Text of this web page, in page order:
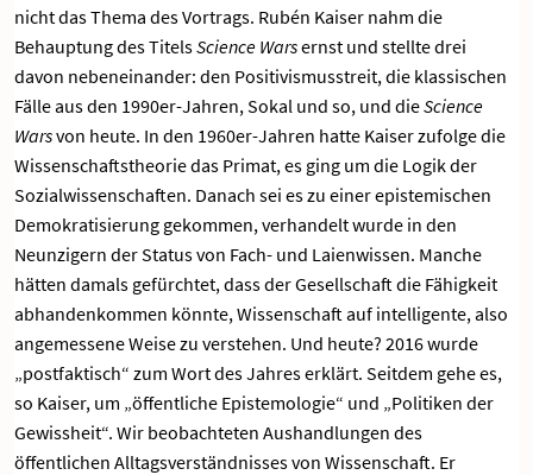
nicht das Thema des Vortrags. Rubén Kaiser nahm die
Behauptung des TitelsScience Warsernst und stellte drei
davon nebeneinander: den Positivismusstreit, die klassischen
Fälle aus den 1990er-Jahren, Sokal und so, und dieScience
Warsvon heute. In den 1960er-Jahren hatte Kaiser zufolge die
Wissenschaftstheorie das Primat, es ging um die Logik der
Sozialwissenschaften. Danach sei es zu einer epistemischen
Demokratisierung gekommen, verhandelt wurde in den
Neunzigern der Status von Fach- und Laienwissen. Manche
hätten damals gefürchtet, dass der Gesellschaft die Fähigkeit
abhandenkommen könnte, Wissenschaft auf intelligente, also
angemessene Weise zu verstehen. Und heute? 2016 wurde
„postfaktisch“ zum Wort des Jahres erklärt. Seitdem gehe es,
so Kaiser, um „öffentliche Epistemologie“ und „Politiken der
Gewissheit“. Wir beobachteten Aushandlungen des
öffentlichen Alltagsverständnisses von Wissenschaft. Er